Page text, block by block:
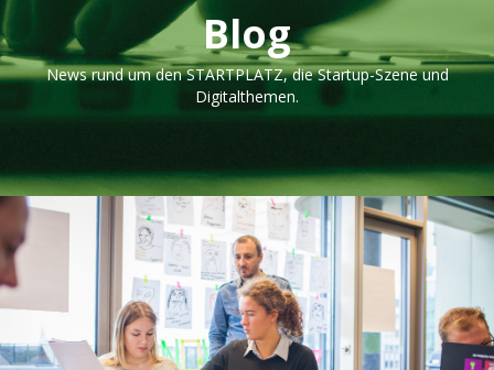
Blog
News rund um den STARTPLATZ, die Startup-Szene und
Digitalthemen.